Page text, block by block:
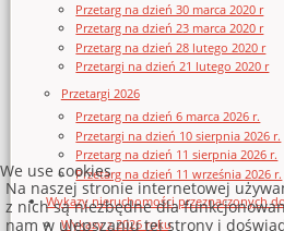
Przetarg na dzień 30 marca 2020 r
Przetarg na dzień 23 marca 2020 r
Przetarg na dzień 28 lutego 2020 r
Przetargi na dzień 21 lutego 2020 r
Przetargi 2026
Przetarg na dzień 6 marca 2026 r.
Przetargi na dzień 10 sierpnia 2026 r.
Przetarg na dzień 11 sierpnia 2026 r.
Przetarg na dzień 11 września 2026 r.
Wykazy nieruchomości przeznaczonych
Wykazy z 2026 roku
We use cookies
Na naszej stronie internetowej
z nich są niezbędne dla
nam w ulepszaniu tej strony i